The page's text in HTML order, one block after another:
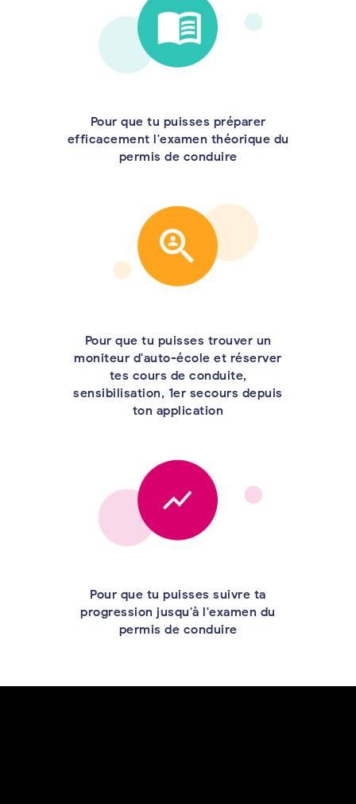
Pour que tu puisses préparer
efficacement l'examen théorique du
permis de conduire
Pour que tu puisses trouver un
moniteur d'auto-école et réserver
tes cours de conduite,
sensibilisation, 1er secours depuis
ton application
Pour que tu puisses suivre ta
progression jusqu'à l'examen du
permis de conduire